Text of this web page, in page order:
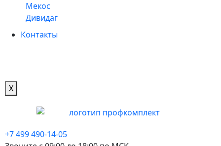
Мекос
Дивидаг
Контакты
X
+7 499 490-14-05